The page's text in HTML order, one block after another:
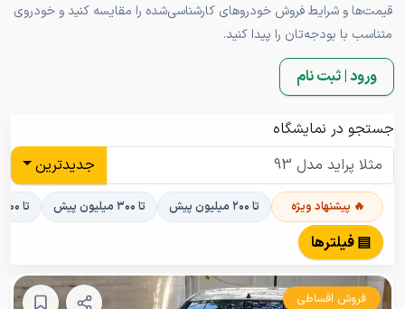
قیمت‌ها و شرایط فروش خودروهای کارشناسی‌شده را مقایسه کنید و خودروی
متناسب با بودجه‌تان را پیدا کنید.
ورود | ثبت نام
جستجو در نمایشگاه
جدیدترین
🔥 پیشنهاد ویژه تا ۲۰۰ میلیون پیش تا ۳۰۰ میلیون پیش تا ۴۰۰ میلیون پیش
▤ فیلترها
فروش اقساطی